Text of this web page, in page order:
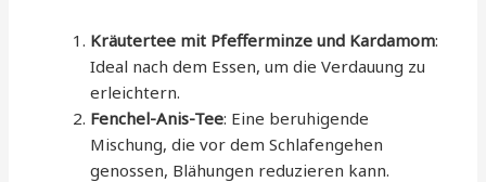
Kräutertee mit Pfefferminze und Kardamom:
Ideal nach dem Essen, um die Verdauung zu
erleichtern.
Fenchel-Anis-Tee: Eine beruhigende
Mischung, die vor dem Schlafengehen
genossen, Blähungen reduzieren kann.